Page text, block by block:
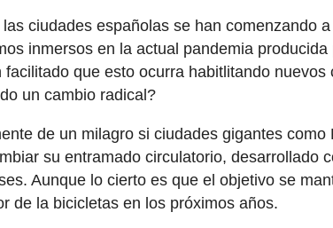
ciudades españolas se han comenzando
inmersos en la actual pandemia
que esto ocurra habitlitando nuevos
un cambio radical?
de un milagro si ciudades gigantes
su entramado circulatorio, desarrollado
Aunque lo cierto es que el objetivo se
de la bicicletas en los próximos años.